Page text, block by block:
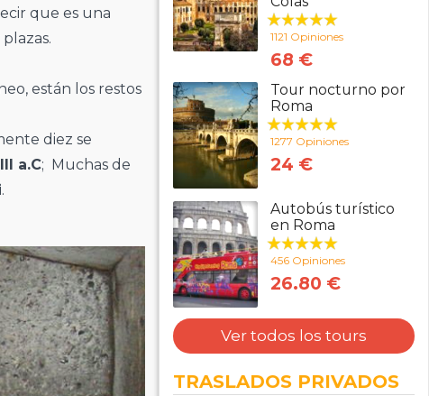
que es una
están los restos
diez se
a.C; Muchas de
.
1121 Opiniones
68 €
Tour nocturno por
Roma
1277 Opiniones
24 €
Autobús turístico
en Roma
456 Opiniones
26.80 €
Ver todos los tours
TRASLADOS PRIVADOS